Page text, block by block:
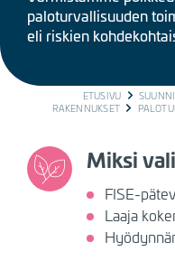
paloturvallisuuden
eli riskien
ETUSIVU
RAKENNUKSET
Miksi
FISE-
Laaja